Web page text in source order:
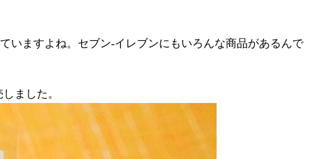
いますよね。セブン-イレブンにもいろんな商品があるんで
ました。